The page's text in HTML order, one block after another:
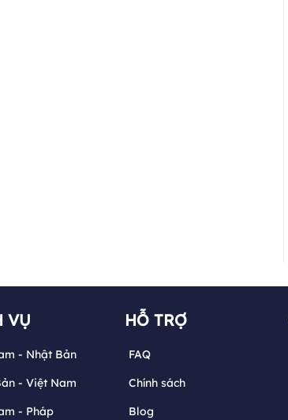
VỤ
- Nhật Bản
- Việt Nam
- Pháp
HỖ TRỢ
FAQ
Chính sách
Blog